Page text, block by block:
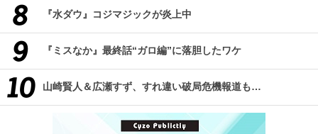
『水ダウ』コジマジックが炎上中
『ミスなか』最終話“ガロ編”に落胆したワケ
山崎賢人＆広瀬すず、すれ違い破局危機報道も…